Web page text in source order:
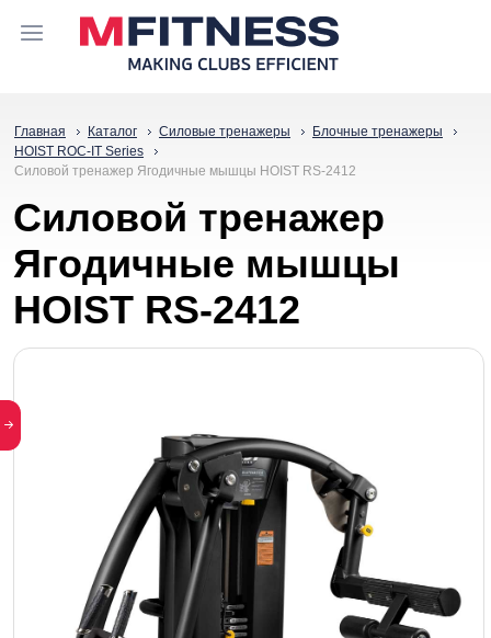
Главная Каталог Силовые тренажеры
Блочные тренажеры
HOIST ROC-IT Series
Силовой тренажер Ягодичные мышцы HOIST RS-2412
Силовой тренажер
Ягодичные мышцы
HOIST RS-2412